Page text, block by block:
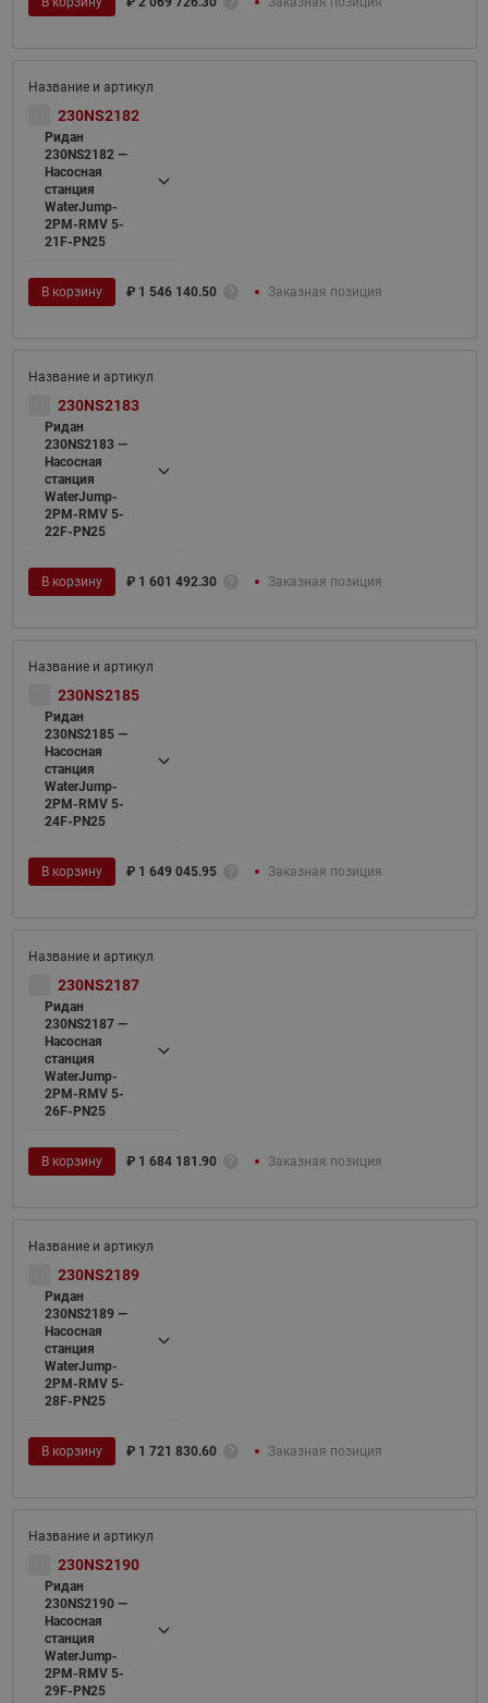
230NS2182
Ридан
230NS2182 —
Насосная
станция
WaterJump-
2PM-RMV 5-
21F-PN25
В корзину ₽ 1 546 140.50 Заказная позиция
230NS2183
Ридан
230NS2183 —
Насосная
станция
WaterJump-
2PM-RMV 5-
22F-PN25
В корзину ₽ 1 601 492.30 Заказная позиция
230NS2185
Ридан
230NS2185 —
Насосная
станция
WaterJump-
2PM-RMV 5-
24F-PN25
В корзину ₽ 1 649 045.95 Заказная позиция
230NS2187
Ридан
230NS2187 —
Насосная
станция
WaterJump-
2PM-RMV 5-
26F-PN25
В корзину ₽ 1 684 181.90 Заказная позиция
230NS2189
Ридан
230NS2189 —
Насосная
станция
WaterJump-
2PM-RMV 5-
28F-PN25
В корзину ₽ 1 721 830.60 Заказная позиция
230NS2190
Ридан
230NS2190 —
Насосная
станция
WaterJump-
2PM-RMV 5-
29F-PN25